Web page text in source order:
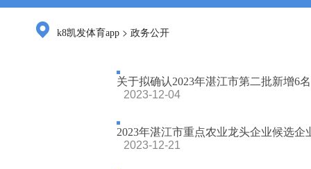
k8凯发体育app >政务公开
关于拟确认2023年湛江市第二批新增6
2023-12-04
2023年湛江市重点农业龙头企业候选企
2023-12-21